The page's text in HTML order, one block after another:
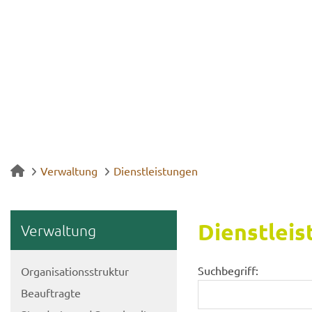
Verwaltung Dienstleistungen
Ver­wal­tung
Or­ga­ni­sa­ti­ons­struk­tur
Be­auf­trag­te
Suchbegriff: